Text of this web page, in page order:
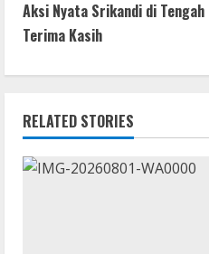
i
n
u
e
R
Aksi Nyata Srikandi di Tengah
Terima Kasih
RELATED STORIES